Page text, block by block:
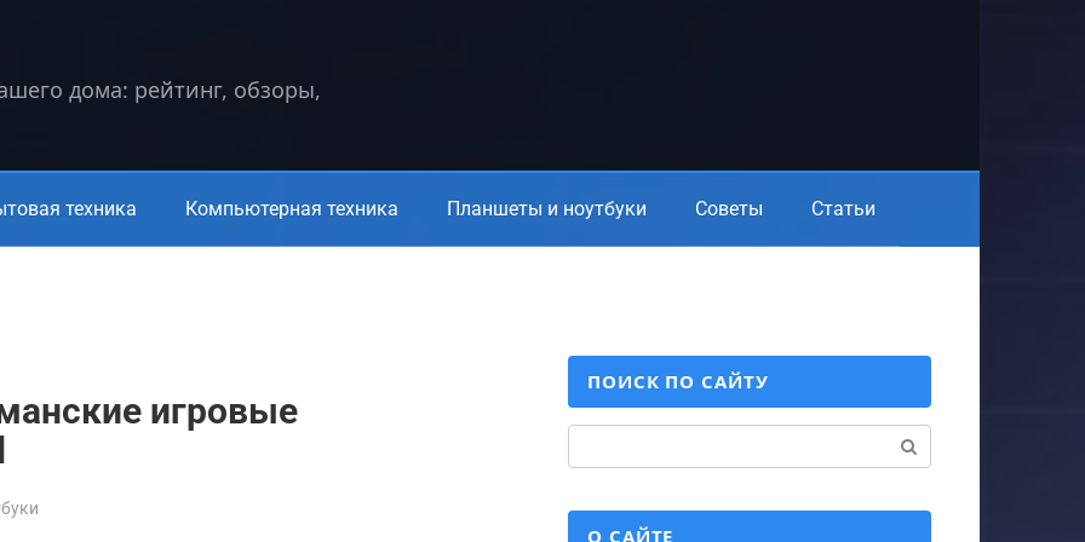
дома: рейтинг, обзоры,
техника Компьютерная техника Планшеты и ноутбуки Советы Статьи
игровые
ПОИСК ПО САЙТУ
О САЙТЕ